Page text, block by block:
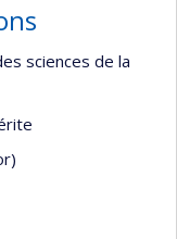
sciences de la